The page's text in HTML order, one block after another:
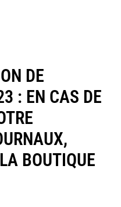
DE
: EN CAS DE
BOUTIQUE